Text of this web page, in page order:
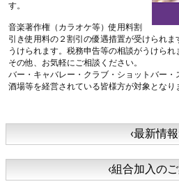
す。
音楽著作権（カラオケ等）使用料割
引き使用料の２割引の優遇措置が受けられ
うけられます。税務申告等の相談がうけられ
その他、お気軽にご相談ください。
バー・キャバレー・クラブ・ショットバー・
酒場等を経営されている皆様方が対象となり
‹最新情報
‹組合加入の